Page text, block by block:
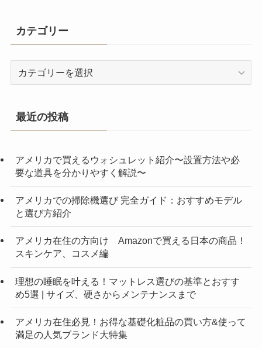
カテゴリー
リ
最近の投稿
アメリカで買えるウォシュレット紹介〜設置方法や必
要な道具を分かりやすく解説〜
アメリカでの掃除機選び 完全ガイド：おすすめモデル
と選び方紹介
アメリカ在住の方向け Amazonで買える日本の商品！
スキンケア、コスメ編
理想の睡眠を叶える！マットレス選びの基準とおすす
め5選 | サイズ、硬さからメンテナンスまで
アメリカ在住必見！お得な基礎化粧品の買い方&使って
満足の人気ブランド大特集